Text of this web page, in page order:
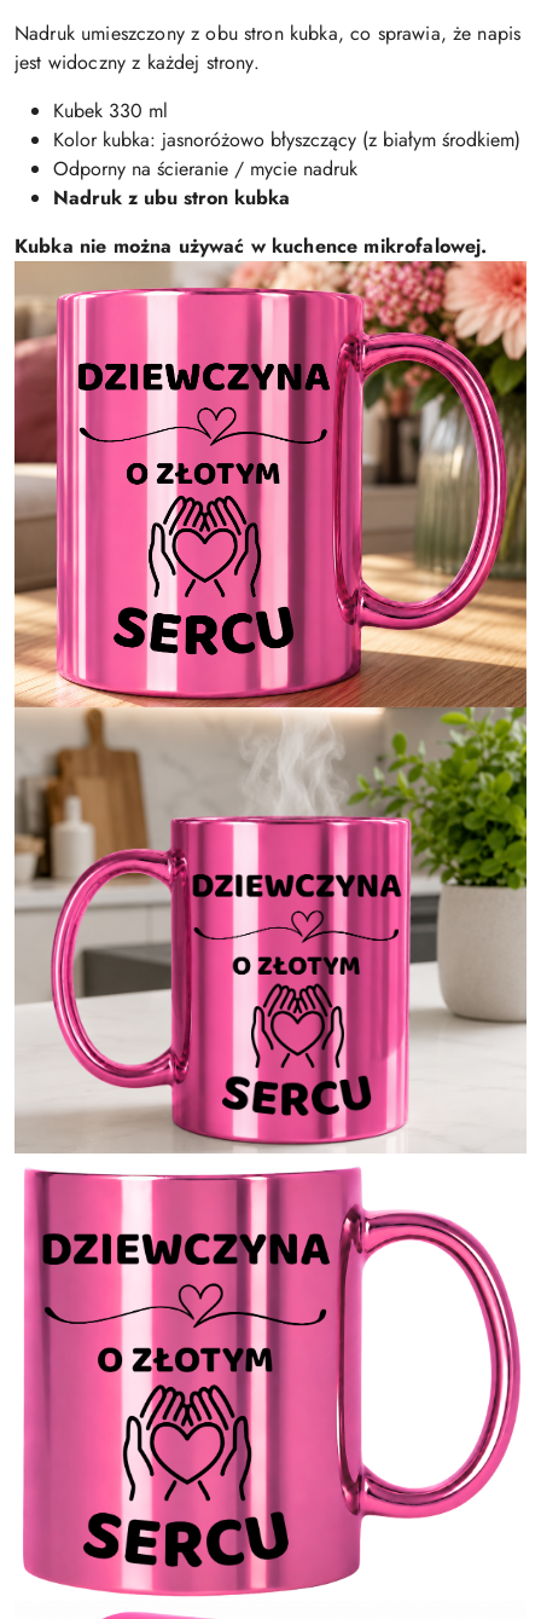
Nadruk umieszczony z obu stron kubka, co sprawia, że napis
jest widoczny z każdej strony.
Kubek 330 ml
Kolor kubka: jasnoróżowo błyszczący (z białym środkiem)
Odporny na ścieranie / mycie nadruk
Nadruk z ubu stron kubka
Kubka nie można używać w kuchence mikrofalowej.